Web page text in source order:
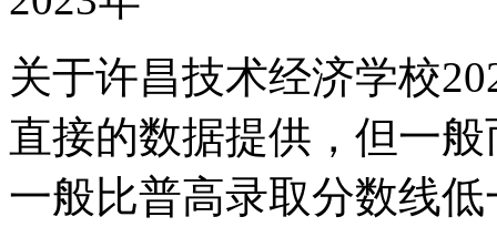
关于许昌技术经济学校
直接的数据提供，但一
一般比普高录取分数线